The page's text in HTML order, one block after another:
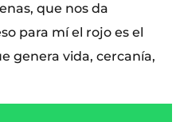
que nos da
para mí el rojo es el
genera vida, cercanía,